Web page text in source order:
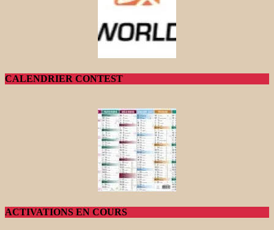
CALENDRIER CONTEST
ACTIVATIONS EN COURS